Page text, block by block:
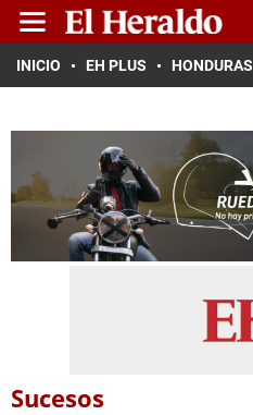
INICIO EH PLUS HONDURAS
Sucesos